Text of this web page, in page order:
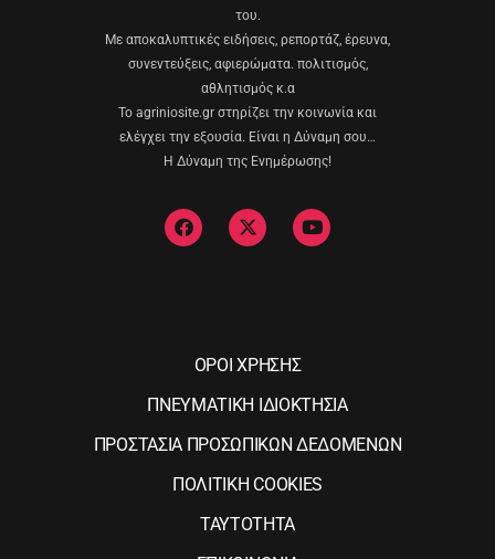
του.
Με αποκαλυπτικές ειδήσεις, ρεπορτάζ, έρευνα,
συνεντεύξεις, αφιερώματα. πολιτισμός,
αθλητισμός κ.α
Το agriniosite.gr στηρίζει την κοινωνία και
ελέγχει την εξουσία. Είναι η Δύναμη σου…
Η Δύναμη της Ενημέρωσης!
ΟΡΟΙ ΧΡΗΣΗΣ
ΠΝΕΥΜΑΤΙΚΗ ΙΔΙΟΚΤΗΣΙΑ
ΠΡΟΣΤΑΣΙΑ ΠΡΟΣΩΠΙΚΩΝ ΔΕΔΟΜΕΝΩΝ
ΠΟΛΙΤΙΚΗ COOKIES
ΤΑΥΤΟΤΗΤΑ